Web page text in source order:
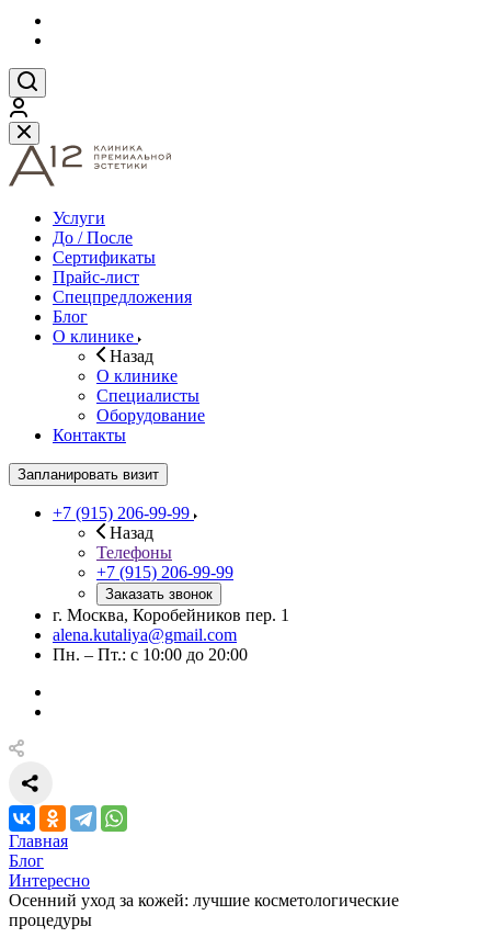
Услуги
До / После
Сертификаты
Прайс-лист
Спецпредложения
Блог
О клинике
Назад
О клинике
Специалисты
Оборудование
Контакты
Запланировать визит
+7 (915) 206-99-99
Назад
Телефоны
+7 (915) 206-99-99
Заказать звонок
г. Москва, Коробейников пер. 1
alena.kutaliya@gmail.com
Пн. – Пт.: с 10:00 до 20:00
Главная
Блог
Интересно
Осенний уход за кожей: лучшие косметологические
процедуры